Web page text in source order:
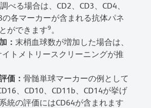
べる場合は、CD2、CD3、CD4、
の各マーカーが含まれる抗体パネ
ができます9 。
： 末梢血球数が増加した場合は、
トメトリースクリーニングが推
価： 骨髄単球マーカーの例として
、CD10、CD11b、CD14が挙げ
統の評価にはCD64が含まれます